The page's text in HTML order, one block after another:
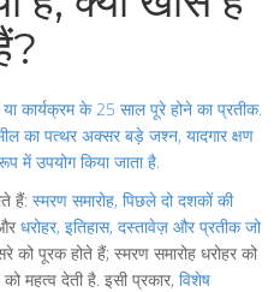
कार्यक्रम के 25 साल पूरे होने का प्रतीक.
का पत्थर अक्सर बड़े जश्न, यादगार क्षण
में उपयोग किया जाता है.
हैं: स्मरण समारोह, पिछले दो दशकों की
धरोहर, इतिहास, दस्तावेज़ और प्रतीक जो
को पूरक होते हैं; स्मरण समारोह धरोहर को
महत्व देती है. इसी प्रकार, विशेष